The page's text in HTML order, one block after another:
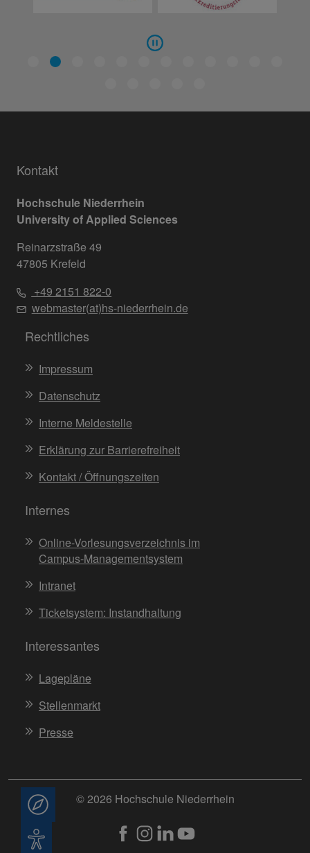
Kontakt
Hochschule Niederrhein
University of Applied Sciences
Reinarzstraße 49
47805 Krefeld
+49 2151 822-0
webmaster(at)hs-niederrhein.de
Rechtliches
Impressum
Datenschutz
Interne Meldestelle
Erklärung zur Barrierefreiheit
Kontakt / Öffnungszeiten
Internes
Online-Vorlesungsverzeichnis im
Campus-Managementsystem
Intranet
Ticketsystem: Instandhaltung
Interessantes
Lagepläne
Stellenmarkt
Presse
© 2026 Hochschule Niederrhein
Beratung
Barrierefreiheit